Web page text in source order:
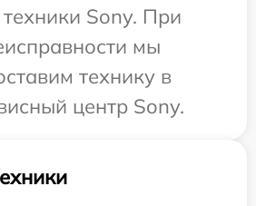
Sony. При
мы
технику в
центр Sony.